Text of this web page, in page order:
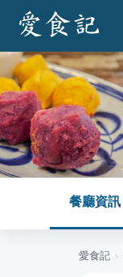
餐廳資訊
愛食記 ›